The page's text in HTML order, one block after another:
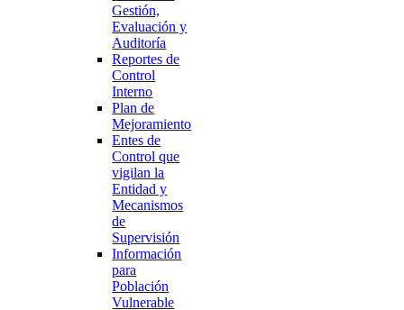
Gestión,
Evaluación y
Auditoría
Reportes de
Control
Interno
Plan de
Mejoramiento
Entes de
Control que
vigilan la
Entidad y
Mecanismos
de
Supervisión
Información
para
Población
Vulnerable